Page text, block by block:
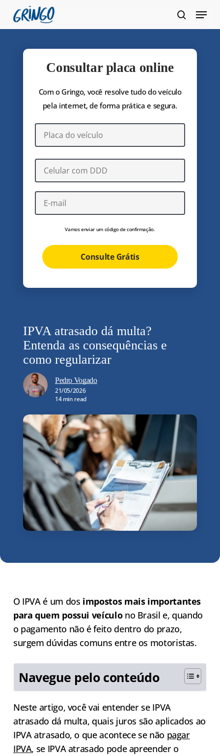
Pular
para
conteúdo
Menu
Consultar placa online
Com o Gringo, você resolve tudo do veículo
pela internet, de forma prática e segura.
Vamos enviar um código de confirmação.
Consulte Grátis
IPVA atrasado dá multa?
Entenda as consequências e
como regularizar
Pedro Vogado
21/05/2026
14 min read
O IPVA é um dos impostos mais importantes
para quem possui veículono Brasil e, quando
o pagamento não é feito dentro do prazo,
surgem dúvidas comuns entre os motoristas.
Navegue pelo conteúdo
Neste artigo, você vai entender se IPVA
atrasado dá multa, quais juros são aplicados ao
IPVA atrasado, o que acontece se não pagar
IPVA, se IPVA atrasado pode apreender o